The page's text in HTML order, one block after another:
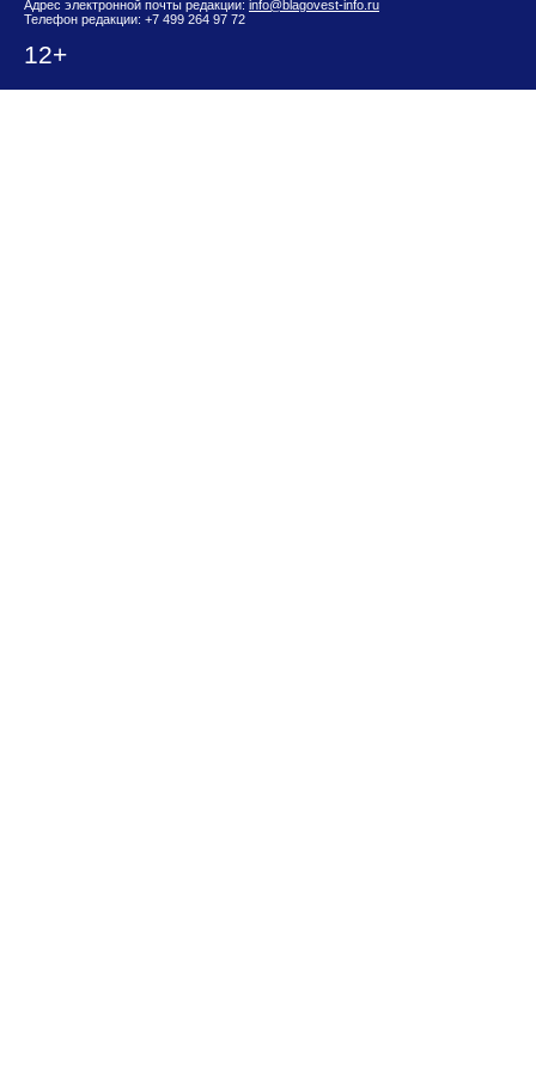
Адрес электронной почты редакции: info@blagovest-info.ru
Телефон редакции: +7 499 264 97 72
12+